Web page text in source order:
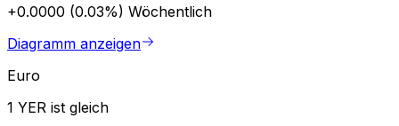
+0.0000 (0.03%) Wöchentlich
Diagramm anzeigen
Euro
1 YER ist gleich